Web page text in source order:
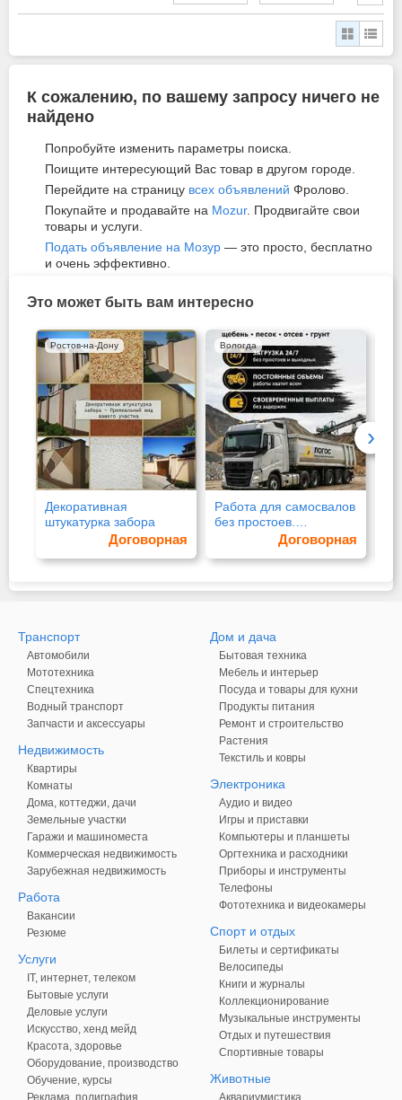
К сожалению, по вашему запросу ничего не
найдено
Попробуйте изменить параметры поиска.
Поищите интересующий Вас товар в другом городе.
Перейдите на страницу всех объявлений Фролово.
Покупайте и продавайте на Mozur. Продвигайте свои
товары и услуги.
Подать объявление на Мозур — это просто, бесплатно
и очень эффективно.
Это может быть вам интересно
Декоративная
штукатурка забора
Договорная
Ростов-на-Дону
Работа для самосвалов
без простоев.
Рыночные ставкиДоговорная
Вологда
›
Транспорт
Автомобили
Мототехника
Спецтехника
Водный транспорт
Запчасти и аксессуары
Недвижимость
Квартиры
Комнаты
Дома, коттеджи, дачи
Земельные участки
Гаражи и машиноместа
Коммерческая недвижимость
Зарубежная недвижимость
Работа
Вакансии
Резюме
Услуги
IT, интернет, телеком
Бытовые услуги
Деловые услуги
Искусство, хенд мейд
Красота, здоровье
Оборудование, производство
Обучение, курсы
Реклама, полиграфия
Дом и дача
Бытовая техника
Мебель и интерьер
Посуда и товары для кухни
Продукты питания
Ремонт и строительство
Растения
Текстиль и ковры
Электроника
Аудио и видео
Игры и приставки
Компьютеры и планшеты
Оргтехника и расходники
Приборы и инструменты
Телефоны
Фототехника и видеокамеры
Спорт и отдых
Билеты и сертификаты
Велосипеды
Книги и журналы
Коллекционирование
Музыкальные инструменты
Отдых и путешествия
Спортивные товары
Животные
Аквариумистика